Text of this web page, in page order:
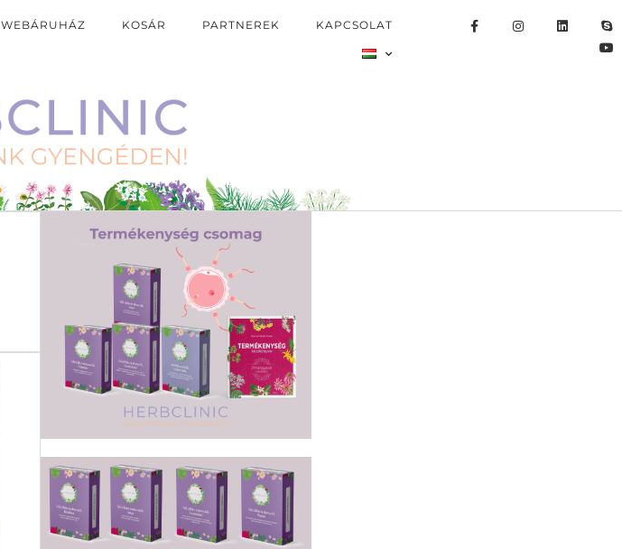
WEBÁRUHÁZ KOSÁR PARTNEREK KAPCSOLAT